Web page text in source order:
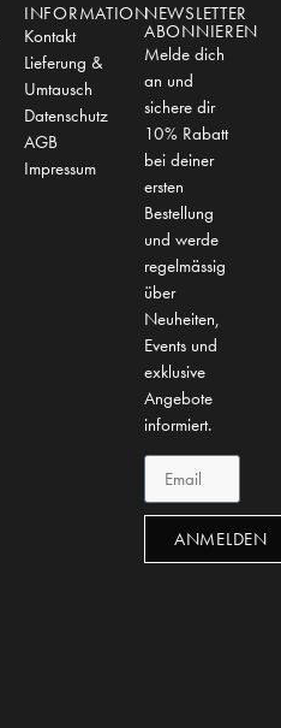
INFORMATION
Kontakt
Lieferung &
Umtausch
Datenschutz
AGB
Impressum
NEWSLETTER
ABONNIEREN
Melde dich
an und
sichere dir
10% Rabatt
bei deiner
ersten
Bestellung
und werde
regelmässig
über
Neuheiten,
Events und
exklusive
Angebote
informiert.
ANMELDEN